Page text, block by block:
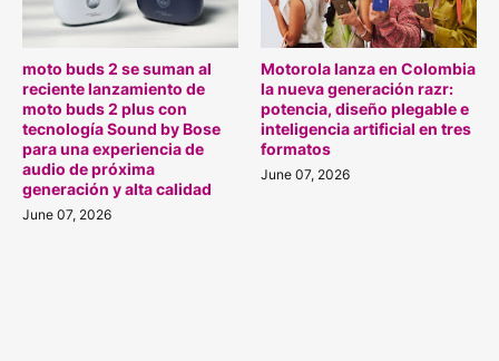
moto buds 2 se suman al
reciente lanzamiento de
moto buds 2 plus con
tecnología Sound by Bose
para una experiencia de
audio de próxima
generación y alta calidad
June 07, 2026
Motorola lanza en Colombia
la nueva generación razr:
potencia, diseño plegable e
inteligencia artificial en tres
formatos
June 07, 2026